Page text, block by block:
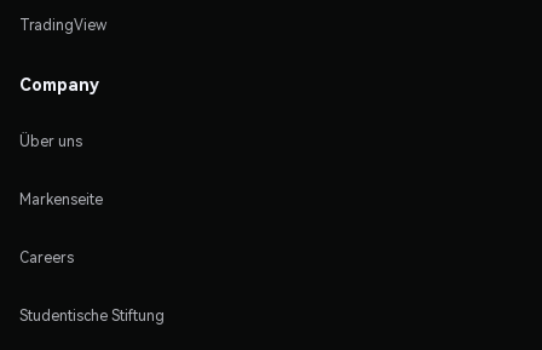
TradingView
Company
Über uns
Markenseite
Careers
Studentische Stiftung